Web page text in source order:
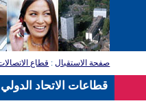
صفحة الاستقبال: قطاع
قطاعات الاتحاد